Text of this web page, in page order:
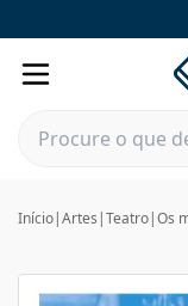
Início|Artes |Teatro|Os